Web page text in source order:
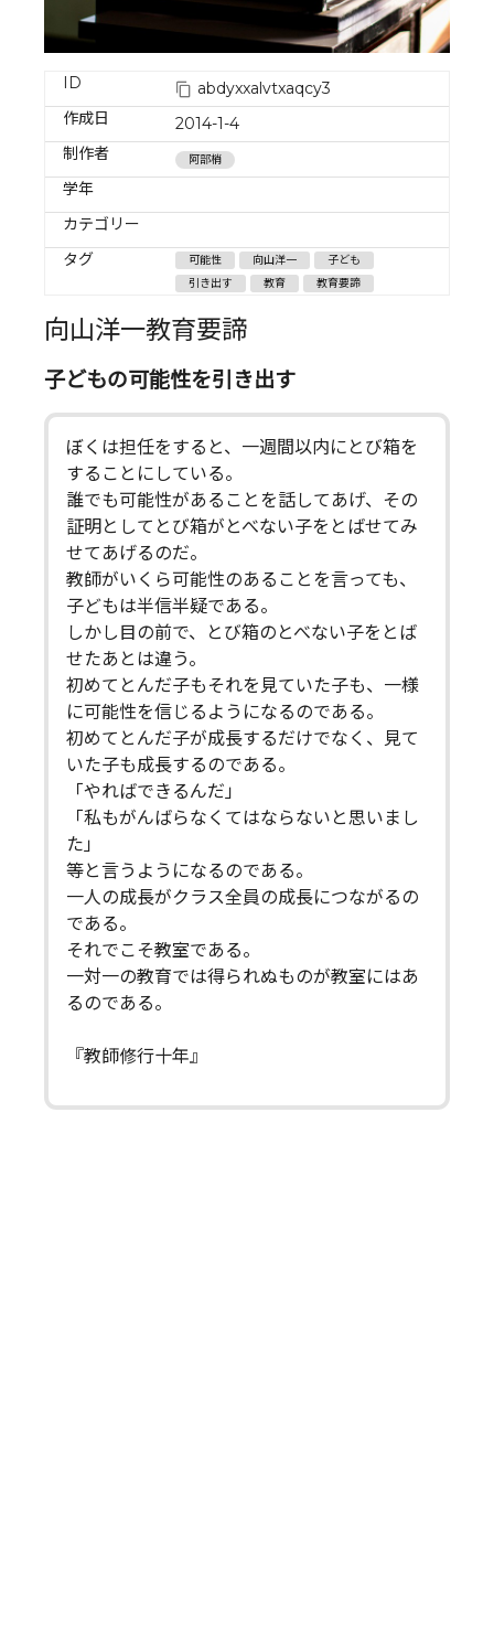
ID
abdyxxalvtxaqcy3
作成日
2014-1-4
制作者
阿部梢
学年
カテゴリー
タグ
可能性 向山洋一
子ども
引き出す
教育 教育要諦
向山洋一教育要諦
子どもの可能性を引き出す
ぼくは担任をすると、一週間以内にとび箱を
することにしている。
誰でも可能性があることを話してあげ、その
証明としてとび箱がとべない子をとばせてみ
せてあげるのだ。
教師がいくら可能性のあることを言っても、
子どもは半信半疑である。
しかし目の前で、とび箱のとべない子をとば
せたあとは違う。
初めてとんだ子もそれを見ていた子も、一様
に可能性を信じるようになるのである。
初めてとんだ子が成長するだけでなく、見て
いた子も成長するのである。
「やればできるんだ」
「私もがんばらなくてはならないと思いまし
た」
等と言うようになるのである。
一人の成長がクラス全員の成長につながるの
である。
それでこそ教室である。
一対一の教育では得られぬものが教室にはあ
るのである。
『教師修行十年』